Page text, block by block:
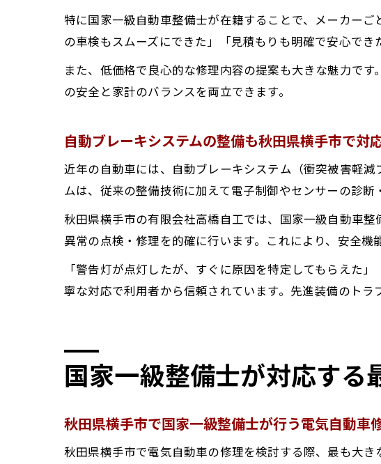
特に国家一級自動車整備士が在籍することで、メーカー
の車検もスムーズにできた」「見積もりも明確で安心でき
また、低価格で良心的な修理内容の提案も大きな魅力で
の安全と家計のバランスを両立できます。
自動ブレーキシステムの整備も秋田県横手市で対
近年の自動車には、自動ブレーキシステム（衝突被害軽
ムは、従来の整備技術に加えて電子制御やセンサーの診
秋田県横手市の有限会社高橋自工では、国家一級自動車
異常の点検・修理を的確に行います。これにより、安全
「警告灯が点灯したが、すぐに原因を特定してもらえた
寧な対応で利用者から信頼されています。先進装備のト
国家一級整備士が対応する
秋田県横手市で国家一級整備士が行う電気自動車
秋田県横手市で電気自動車の修理を検討する際、最も大